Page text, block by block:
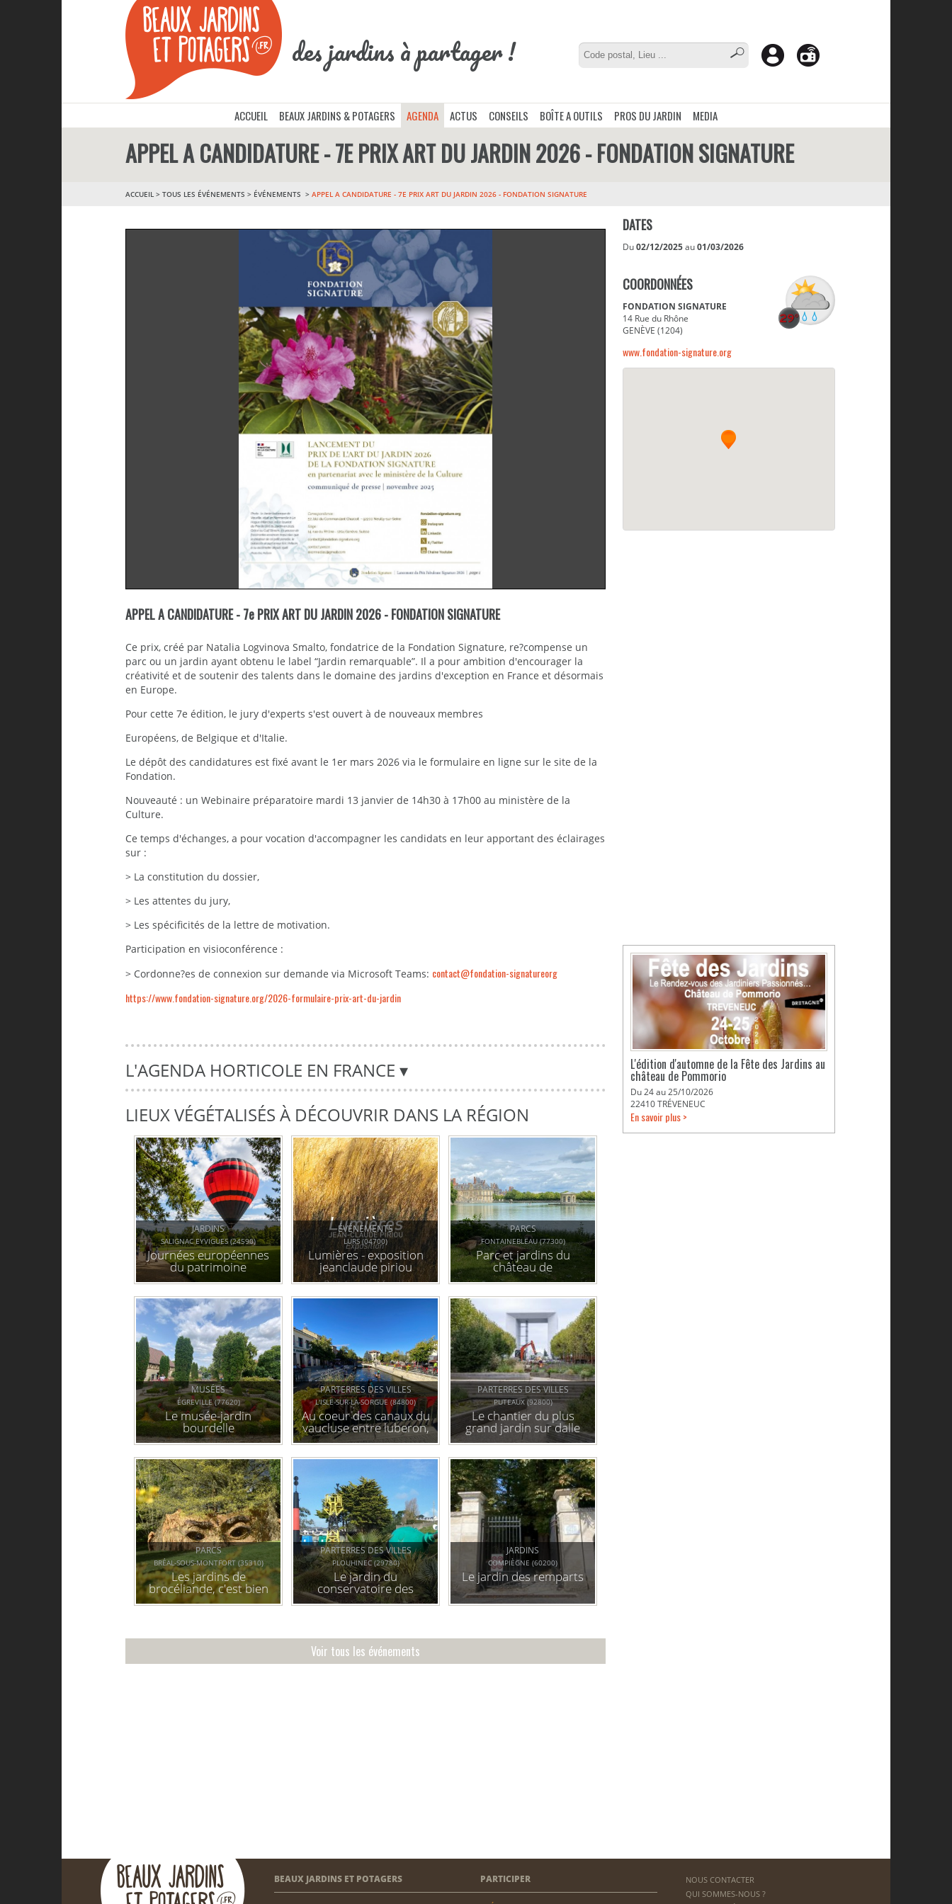
des jardins à partager !
ACCUEIL BEAUX JARDINS & POTAGERS AGENDA ACTUS CONSEILS BOÎTE A OUTILS PROS DU JARDIN MEDIA
APPEL A CANDIDATURE - 7E PRIX ART DU JARDIN 2026 - FONDATION SIGNATURE
ACCUEIL > TOUS LES ÉVÉNEMENTS > ÉVÉNEMENTS APPEL A CANDIDATURE - 7E PRIX ART DU JARDIN 2026 - FONDATION SIGNATURE
APPEL A CANDIDATURE - 7e PRIX ART DU JARDIN 2026 - FONDATION SIGNATURE
Ce prix, créé par Natalia Logvinova Smalto, fondatrice de la Fondation Signature, re?compense un
parc ou un jardin ayant obtenu le label “Jardin remarquable”. Il a pour ambition d'encourager la
créativité et de soutenir des talents dans le domaine des jardins d'exception en France et désormais
en Europe.
Pour cette 7e édition, le jury d'experts s'est ouvert à de nouveaux membres
Européens, de Belgique et d'Italie.
Le dépôt des candidatures est fixé avant le 1er mars 2026 via le formulaire en ligne sur le site de la
Fondation.
Nouveauté : un Webinaire préparatoire mardi 13 janvier de 14h30 à 17h00 au ministère de la
Culture.
Ce temps d'échanges, a pour vocation d'accompagner les candidats en leur apportant des éclairages
sur :
> La constitution du dossier,
> Les attentes du jury,
> Les spécificités de la lettre de motivation.
Participation en visioconférence :
> Cordonne?es de connexion sur demande via Microsoft Teams: contact@fondation-signatureorg
https://www.fondation-signature.org/2026-formulaire-prix-art-du-jardin
DATES
Du02/12/2025au01/03/2026
COORDONNÉES
FONDATION SIGNATURE
14 Rue du Rhône
GENÈVE (1204)
www.fondation-signature.org
L'AGENDA HORTICOLE EN FRANCE ▾
LIEUX VÉGÉTALISÉS À DÉCOUVRIR DANS LA RÉGION
JARDINS
SALIGNAC EYVIGUES (24590)
Journées européennes
du patrimoine
ÉVÉNEMENTS
LURS (04700)
Lumières - exposition
jeanclaude piriou
PARCS
FONTAINEBLEAU (77300)
Parc et jardins du
château de
fontainebleau
MUSÉES
ÉGREVILLE (77620)
Le musée-jardin
bourdelle
PARTERRES DES VILLES
L'ISLE-SUR-LA-SORGUE (84800)
Au coeur des canaux du
vaucluse entre luberon,
ventoux et alpilles, à
PARTERRES DES VILLES
PUTEAUX (92800)
Le chantier du plus
grand jardin sur dalle
de france
PARCS
BRÉAL-SOUS-MONTFORT (35310)
Les jardins de
brocéliande, c'est bien
fait pour toi !
PARTERRES DES VILLES
PLOUHINEC (29780)
Le jardin du
conservatoire des
bouées et balises
JARDINS
COMPIÈGNE (60200)
Le jardin des remparts
Voir tous les événements
L'édition d'automne de la Fête des Jardins au
château de Pommorio
Du 24 au 25/10/2026
22410 TRÉVENEUC
En savoir plus >
BEAUX JARDINS ET POTAGERS PARTICIPER
NOUS CONTACTER
QUI SOMMES-NOUS ?